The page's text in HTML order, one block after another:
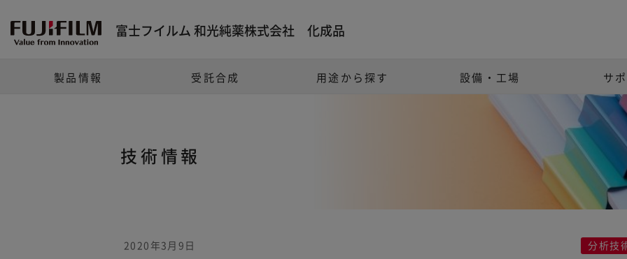
富士フイルム 和光純薬株式会社 化成品
製品情報 受託合成 用途から探す 設備・工場 サ
技術情報
2020年3月9日 分析技